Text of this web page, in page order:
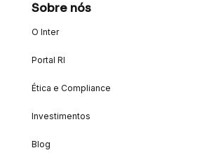
Sobre nós
O Inter
Portal RI
Ética e Compliance
Investimentos
Blog